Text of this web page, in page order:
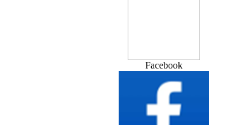
Facebook